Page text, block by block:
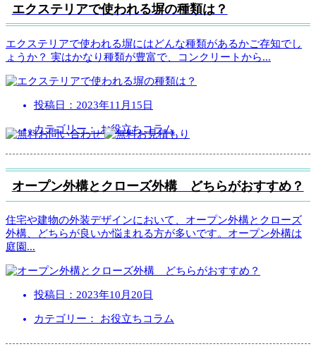
エクステリアで使われる塀の種類は？
エクステリアで使われる塀にはどんな種類があるかご存知でし
ょうか？ 実はかなり種類が豊富で、コンクリートから...
投稿日： 2023年11月15日
カテゴリー： お役立ちコラム
オープン外構とクローズ外構 どちらがおすすめ？
住宅や建物の外装デザインにおいて、オープン外構とクローズ
外構、どちらが良いか悩まれる方が多いです。オープン外構は
庭園 ...
投稿日： 2023年10月20日
カテゴリー： お役立ちコラム